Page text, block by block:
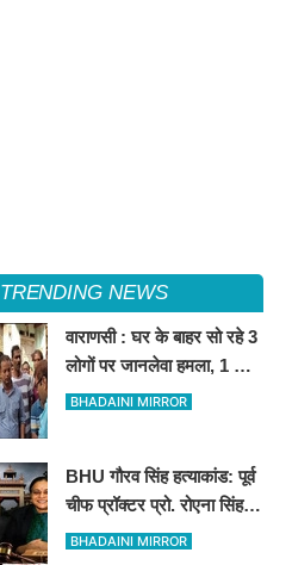
TRENDING NEWS
वाराणसी : घर के बाहर सो रहे 3
लोगों पर जानलेवा हमला, 1 की
मौत, 2 घायल
BHADAINI MIRROR
BHU गौरव सिंह हत्याकांड: पूर्व
चीफ प्रॉक्टर प्रो. रोएना सिंह
कोर्ट में तलब
BHADAINI MIRROR